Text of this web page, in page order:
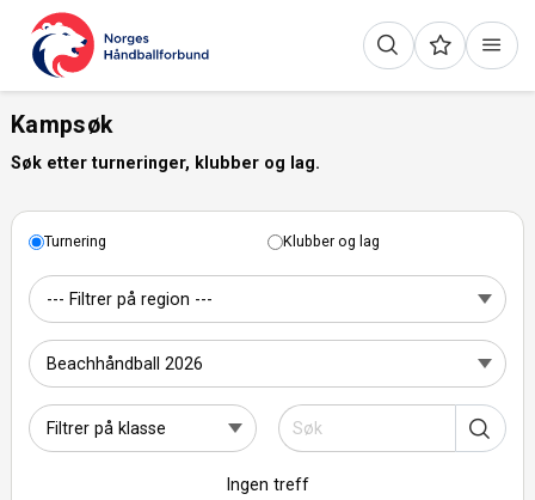
Kampsøk
Søk etter turneringer, klubber og lag.
Turnering Klubber og lag
Ingen treff